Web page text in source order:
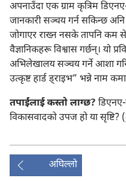
अपनाउँदा एक ग्राम कृत्रिम
जानकारी सञ्चय गर्न सकिन्छ
जोगाएर राख्न नसके तापनि कम
वैज्ञानिकहरू विश्वास गर्छन्‌। यो
अभिलेखालय सञ्चय गर्ने आशा
उत्कृष्ट हार्ड ड्राइभ” भन्ने नाम
तपाईंलाई कस्तो लाग्छ?
विकासवादको उपज हो या सृष्टि? (
अघिल्लो